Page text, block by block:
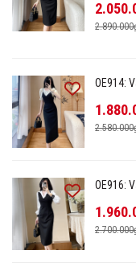
OE914:
OE916: